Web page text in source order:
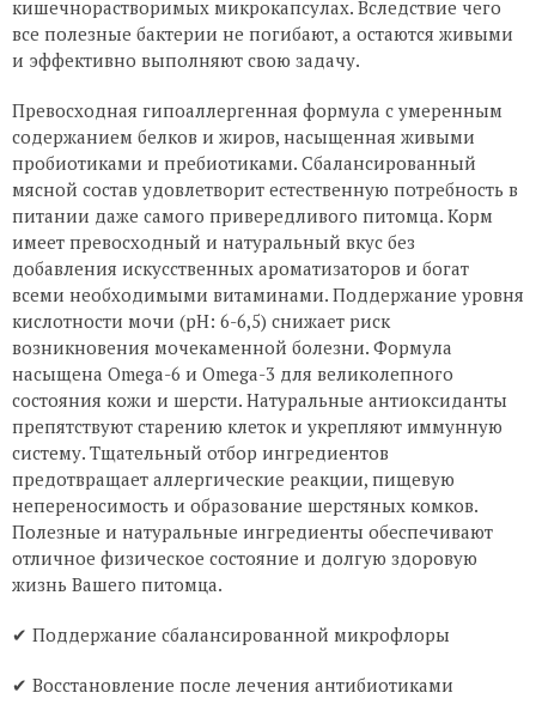
кишечнорастворимых микрокапсулах. Вследствие чего
все полезные бактерии не погибают, а остаются живыми
и эффективно выполняют свою задачу.
Превосходная гипоаллергенная формула с умеренным
содержанием белков и жиров, насыщенная живыми
пробиотиками и пребиотиками. Сбалансированный
мясной состав удовлетворит естественную потребность в
питании даже самого привередливого питомца. Корм
имеет превосходный и натуральный вкус без
добавления искусственных ароматизаторов и богат
всеми необходимыми витаминами. Поддержание уровня
кислотности мочи (pH: 6-6,5) снижает риск
возникновения мочекаменной болезни. Формула
насыщена Omega-6 и Omega-3 для великолепного
состояния кожи и шерсти. Натуральные антиоксиданты
препятствуют старению клеток и укрепляют иммунную
систему. Тщательный отбор ингредиентов
предотвращает аллергические реакции, пищевую
непереносимость и образование шерстяных комков.
Полезные и натуральные ингредиенты обеспечивают
отличное физическое состояние и долгую здоровую
жизнь Вашего питомца.
✔ Поддержание сбалансированной микрофлоры
✔ Восстановление после лечения антибиотиками